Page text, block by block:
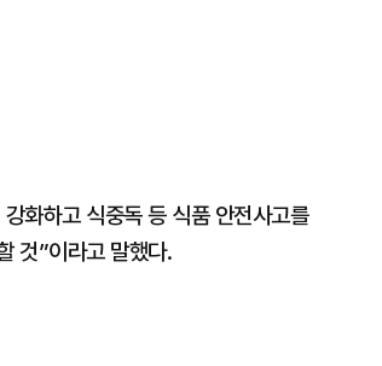
화하고 식중독 등 식품 안전사고를
것”이라고 말했다.